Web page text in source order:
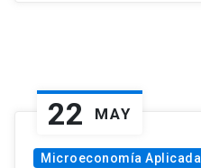
22 MAY
Microeconomía Aplicada